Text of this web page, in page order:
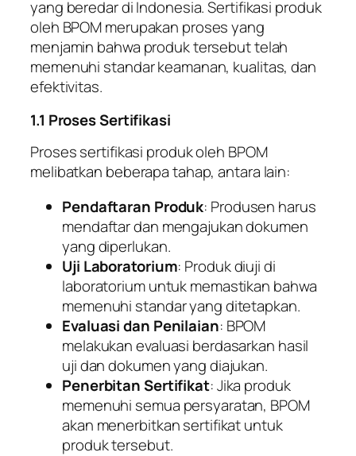
yang beredar di Indonesia. Sertifikasi produk
oleh BPOM merupakan proses yang
menjamin bahwa produk tersebut telah
memenuhi standar keamanan, kualitas, dan
efektivitas.
1.1 Proses Sertifikasi
Proses sertifikasi produk oleh BPOM
melibatkan beberapa tahap, antara lain:
Pendaftaran Produk: Produsen harus
mendaftar dan mengajukan dokumen
yang diperlukan.
Uji Laboratorium: Produk diuji di
laboratorium untuk memastikan bahwa
memenuhi standar yang ditetapkan.
Evaluasi dan Penilaian: BPOM
melakukan evaluasi berdasarkan hasil
uji dan dokumen yang diajukan.
Penerbitan Sertifikat: Jika produk
memenuhi semua persyaratan, BPOM
akan menerbitkan sertifikat untuk
produk tersebut.